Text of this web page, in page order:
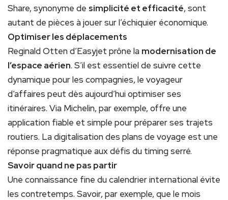
Share, synonyme de simplicité et efficacité, sont
autant de pièces à jouer sur l’échiquier économique.
Optimiser les déplacements
Reginald Otten d’Easyjet prône la modernisation de
l’espace aérien. S’il est essentiel de suivre cette
dynamique pour les compagnies, le voyageur
d’affaires peut dès aujourd’hui optimiser ses
itinéraires. Via Michelin, par exemple, offre une
application fiable et simple pour préparer ses trajets
routiers. La digitalisation des plans de voyage est une
réponse pragmatique aux défis du timing serré.
Savoir quand ne pas partir
Une connaissance fine du calendrier international évite
les contretemps. Savoir, par exemple, que le mois